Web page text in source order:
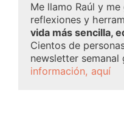
Me llamo Raúl y
reflexiones y
vida más sencilla,
Cientos de
newsletter semanal
información, aquí